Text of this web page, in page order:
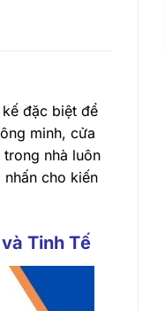
đặc biệt để
minh, cửa
nhà luôn
cho kiến
Tinh Tế